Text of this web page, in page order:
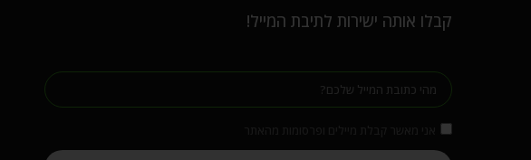
קבלו אותה ישירות לתיבת המייל!